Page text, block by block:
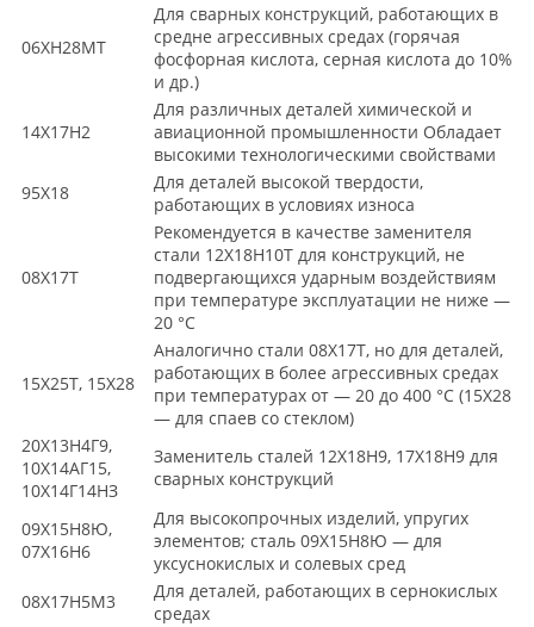
06ХН28МТ
Для сварных конструкций, работающих в
средне агрессивных средах (горячая
фосфорная кислота, серная кислота до 10%
и др.)
14X17H2
Для различных деталей химической и
авиационной промышленности Обладает
высокими технологическими свойствами
95Х18
Для деталей высокой твердости,
работающих в условиях износа
08X17T
Рекомендуется в качестве заменителя
стали 12Х18Н10Т для конструкций, не
подвергающихся ударным воздействиям
при температуре эксплуатации не ниже —
20 °С
15X25T, 15Х28
Аналогично стали 08X17T, но для деталей,
работающих в более агрессивных средах
при температурах от — 20 до 400 °С (15Х28
— для спаев со стеклом)
20Х13Н4Г9,
10Х14АГ15,
10Х14Г14НЗ
Заменитель сталей 12X18H9, 17Х18Н9 для
сварных конструкций
09Х15Н8Ю,
07X16H6
Для высокопрочных изделий, упругих
элементов; сталь 09Х15Н8Ю — для
уксуснокислых и солевых сред
08X17H5M3
Для деталей, работающих в сернокислых
средах